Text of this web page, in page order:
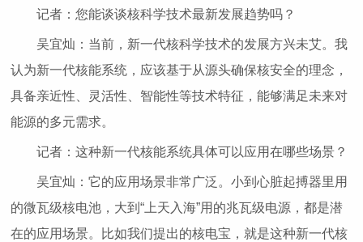
记者：您能谈谈核科学技术最新发展趋势吗？
吴宜灿：当前，新一代核科学技术的发展方兴未艾。我
认为新一代核能系统，应该基于从源头确保核安全的理念，
具备亲近性、灵活性、智能性等技术特征，能够满足未来对
能源的多元需求。
记者：这种新一代核能系统具体可以应用在哪些场景？
吴宜灿：它的应用场景非常广泛。小到心脏起搏器里用
的微瓦级核电池，大到“上天入海”用的兆瓦级电源，都是潜
在的应用场景。比如我们提出的核电宝，就是这种新一代核